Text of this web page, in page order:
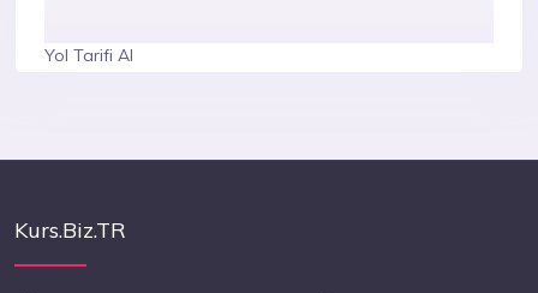
Yol Tarifi Al
Kurs.Biz.TR